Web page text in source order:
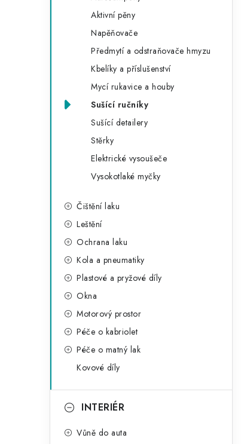
Aktivní pěny
Napěňovače
Předmytí a odstraňovače hmyzu
Kbelíky a příslušenství
Mycí rukavice a houby
Sušící ručníky
Sušící detailery
Stěrky
Elektrické vysoušeče
Vysokotlaké myčky
Čištění laku
Leštění
Ochrana laku
Kola a pneumatiky
Plastové a pryžové díly
Okna
Motorový prostor
Péče o kabriolet
Péče o matný lak
Kovové díly
INTERIÉR
Vůně do auta